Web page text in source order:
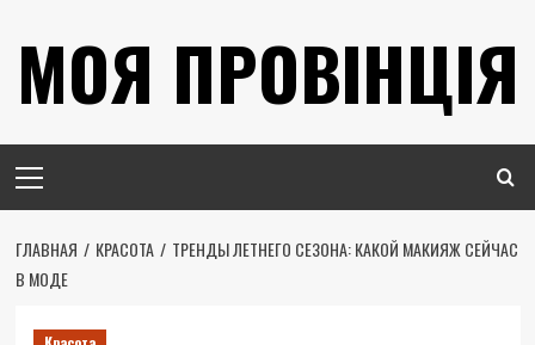
содержимому
МОЯ ПРОВІНЦІЯ
меню
ГЛАВНАЯ КРАСОТА
ТРЕНДЫ ЛЕТНЕГО СЕЗОНА: КАКОЙ МАКИЯЖ СЕЙЧАС
В МОДЕ